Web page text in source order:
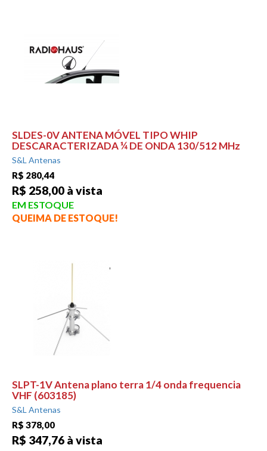
SLDES-0V ANTENA MÓVEL TIPO WHIP
DESCARACTERIZADA ¼ DE ONDA 130/512 MHz
S&L Antenas
R$ 280,44
R$ 258,00 à vista
EM ESTOQUE
QUEIMA DE ESTOQUE!
SLPT-1V Antena plano terra 1/4 onda frequencia
VHF (603185)
S&L Antenas
R$ 378,00
R$ 347,76 à vista